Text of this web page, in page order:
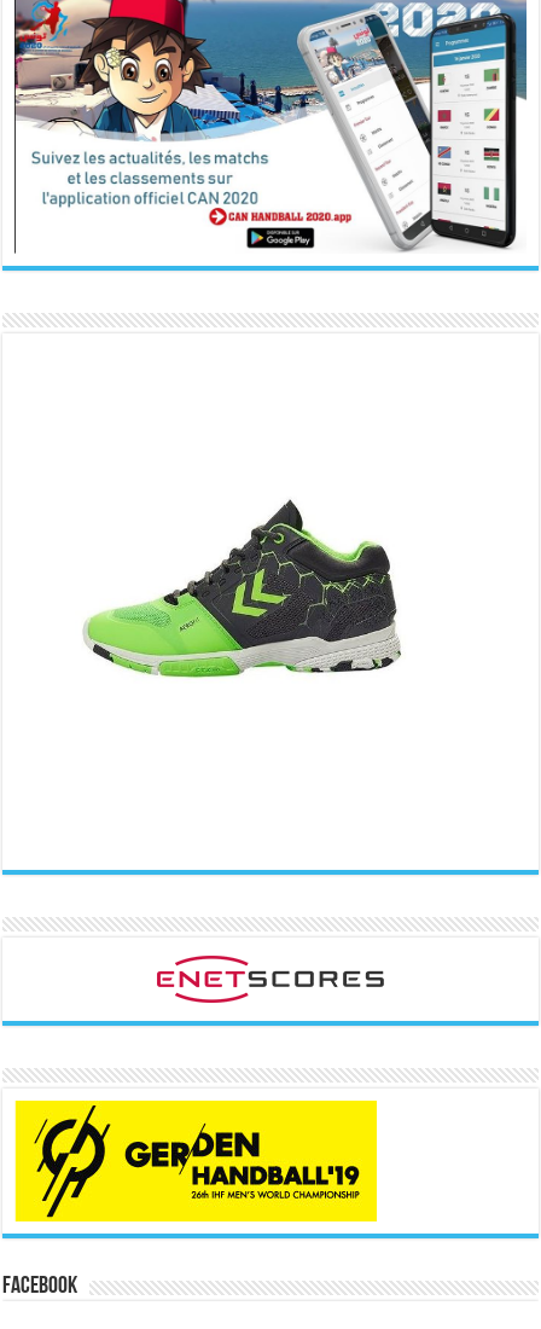
Facebook